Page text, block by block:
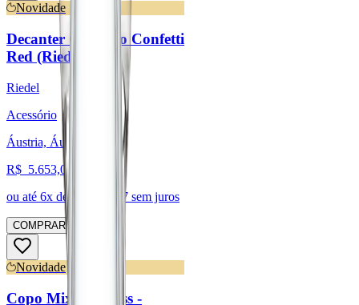
Novidade
Decanter Cornetto Confetti
Red (Riedel)
Riedel
Acessório
Áustria, Áustria
R$ 5.653,01
ou até 6x de R$ 942,17 sem juros
COMPRAR
Novidade
Copo Mixing Glass -